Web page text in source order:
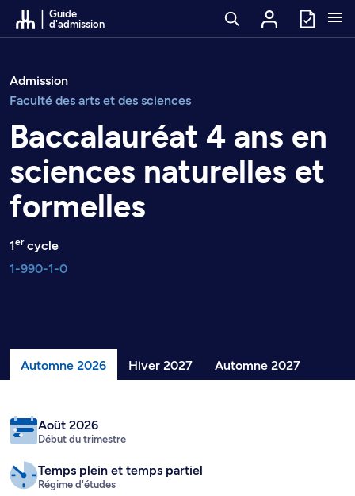
Passer au contenu
Guide
d'admission
Admission
Faculté des arts et des sciences
Baccalauréat 4 ans en
sciences naturelles et
formelles
1ercycle
1-990-1-0
Automne 2026 Hiver 2027 Automne 2027
Août 2026
Début du trimestre
Temps plein et temps partiel
Régime d'études